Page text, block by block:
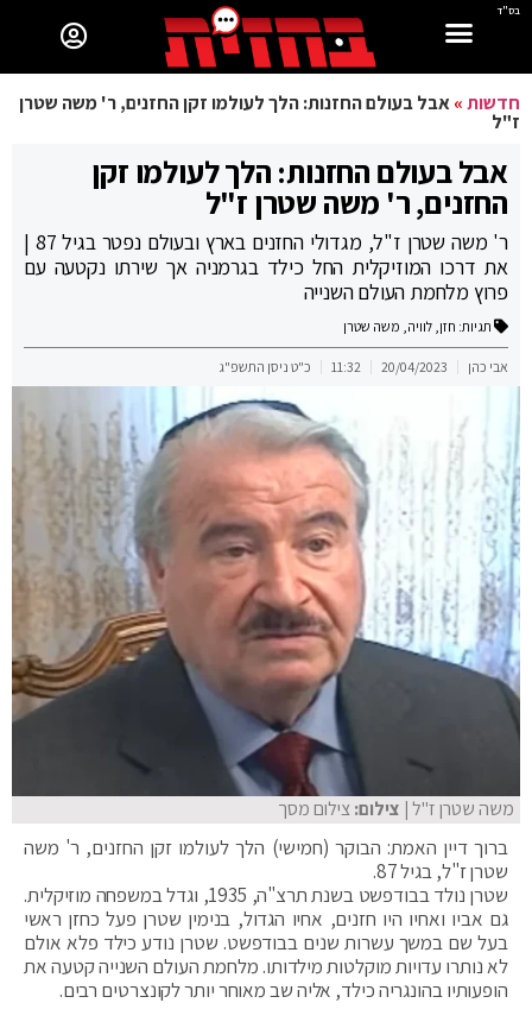
בס"ד
חדשות»אבל בעולם החזנות: הלך לעולמו זקן החזנים, ר' משה שטרן
ז"ל
אבל בעולם החזנות: הלך לעולמו זקן
החזנים, ר' משה שטרן ז"ל
ר' משה שטרן ז"ל, מגדולי החזנים בארץ ובעולם נפטר בגיל 87 |
את דרכו המוזיקלית החל כילד בגרמניה אך שירתו נקטעה עם
פרוץ מלחמת העולם השנייה
תגיות: חזן, לוויה, משה שטרן
אבי כהן 20/04/2023
11:32 כ"ט ניסן התשפ"ג
משה שטרן ז"ל| צילום:צילום מסך
ברוך דיין האמת: הבוקר (חמישי) הלך לעולמו זקן החזנים, ר' משה
שטרן ז"ל, בגיל 87.
שטרן נולד בבודפשט בשנת תרצ"ה, 1935, וגדל במשפחה מוזיקלית.
גם אביו ואחיו היו חזנים, אחיו הגדול, בנימין שטרן פעל כחזן ראשי
בעל שם במשך עשרות שנים בבודפשט. שטרן נודע כילד פלא אולם
לא נותרו עדויות מוקלטות מילדותו. מלחמת העולם השנייה קטעה את
הופעותיו בהונגריה כילד, אליה שב מאוחר יותר לקונצרטים רבים.